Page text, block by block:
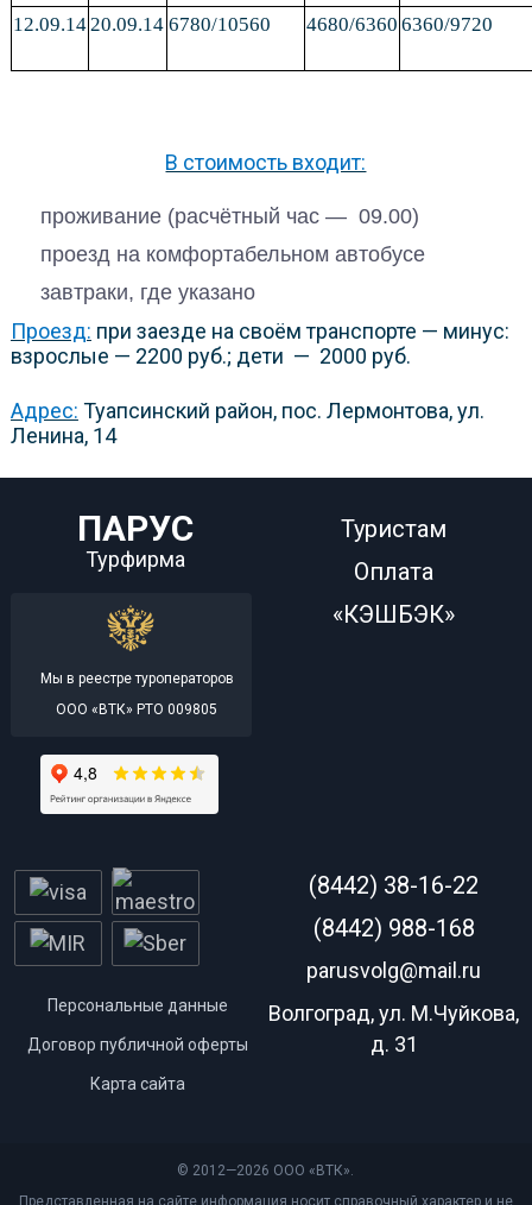
12.09.1420.09.14 6780/10560 4680/6360 6360/9720
В стоимость входит:
проживание (расчётный час — 09.00)
проезд на комфортабельном автобусе
завтраки, где указано
Проезд: при заезде на своём транспорте — минус:
взрослые — 2200 руб.; дети — 2000 руб.
Адрес: Туапсинский район, пос. Лермонтова, ул.
Ленина, 14
ПАРУС
Турфирма
Мы в реестре туроператоров
ООО «ВТК» РТО 009805
Туристам
Оплата
«КЭШБЭК»
Персональные данные
Договор публичной оферты
Карта сайта
(8442) 38-16-22
(8442) 988-168
parusvolg@mail.ru
Волгоград, ул. М.Чуйкова,
д. 31
© 2012—2026 ООО «ВТК».
Представленная на сайте информация носит справочный характер и не